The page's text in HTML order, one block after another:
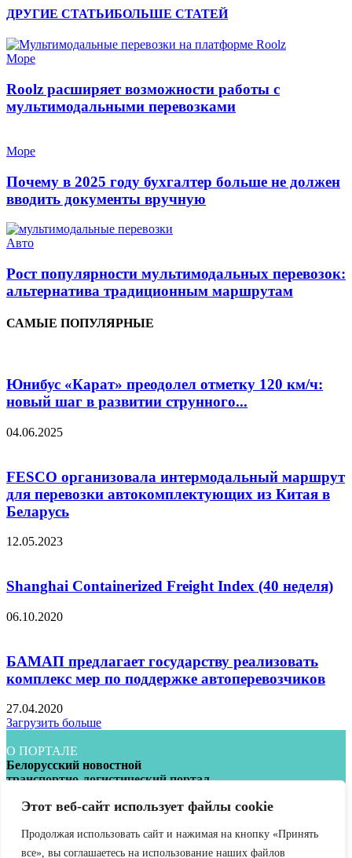
Этот веб-сайт использует файлы cookie
Продолжая использовать сайт и нажимая на кнопку «Принять
все», вы соглашаетесь на использование наших файлов
ДРУГИЕ СТАТЬИБОЛЬШЕ СТАТЕЙ
Море
Roolz расширяет возможности работы с
мультимодальными перевозками
Море
Почему в 2025 году бухгалтер больше не должен
вводить документы вручную
Авто
Рост популярности мультимодальных перевозок:
альтернатива традиционным маршрутам
САМЫЕ ПОПУЛЯРНЫЕ
Юнибус «Карат» преодолел отметку 120 км/ч:
новый шаг в развитии струнного...
04.06.2025
FESCO организовала интермодальный маршрут
для перевозки автокомплектующих из Китая в
Беларусь
12.05.2023
Shanghai Containerized Freight Index (40 неделя)
06.10.2020
БАМАП предлагает государству реализовать
комплекс мер по поддержке автоперевозчиков
27.04.2020
Загрузить больше
О ПОРТАЛЕ
Белорусский новостной
транспортно-логистический портал
УНП 193040800
Следуйте за нами